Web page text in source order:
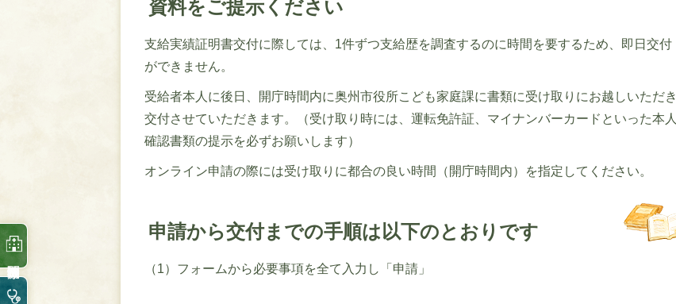
資料をご提示ください
支給実績証明書交付に際しては、1件ずつ支給歴を調査するのに時間を要するため、即日交付
ができません。
受給者本人に後日、開庁時間内に奥州市役所こども家庭課に書類に受け取りにお越しいただき
交付させていただきます。（受け取り時には、運転免許証、マイナンバーカードといった本人
確認書類の提示を必ずお願いします）
オンライン申請の際には受け取りに都合の良い時間（開庁時間内）を指定してください。
申請から交付までの手順は以下のとおりです
（1）フォームから必要事項を全て入力し「申請」